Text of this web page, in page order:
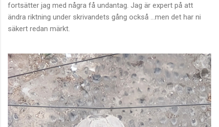
fortsätter jag med några få undantag. Jag är expert på att
ändra riktning under skrivandets gång också ...men det har ni
säkert redan märkt.